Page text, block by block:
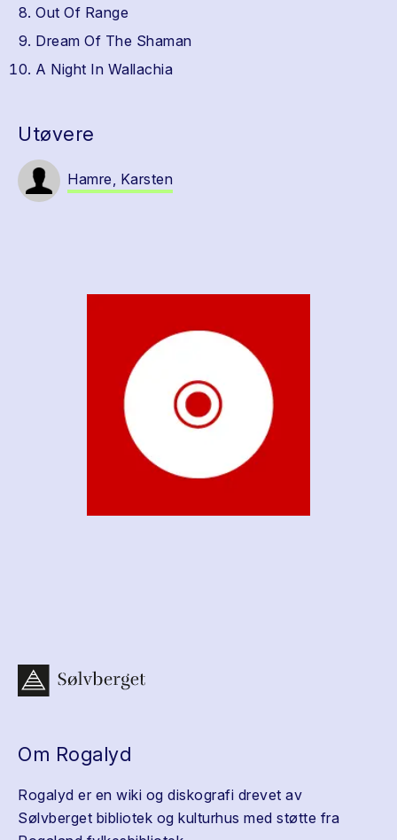
Out Of Range
Dream Of The Shaman
A Night In Wallachia
Utøvere
Hamre, Karsten
Om Rogalyd
Rogalyd er en wiki og diskografi drevet av
Sølvberget bibliotek og kulturhus med støtte fra